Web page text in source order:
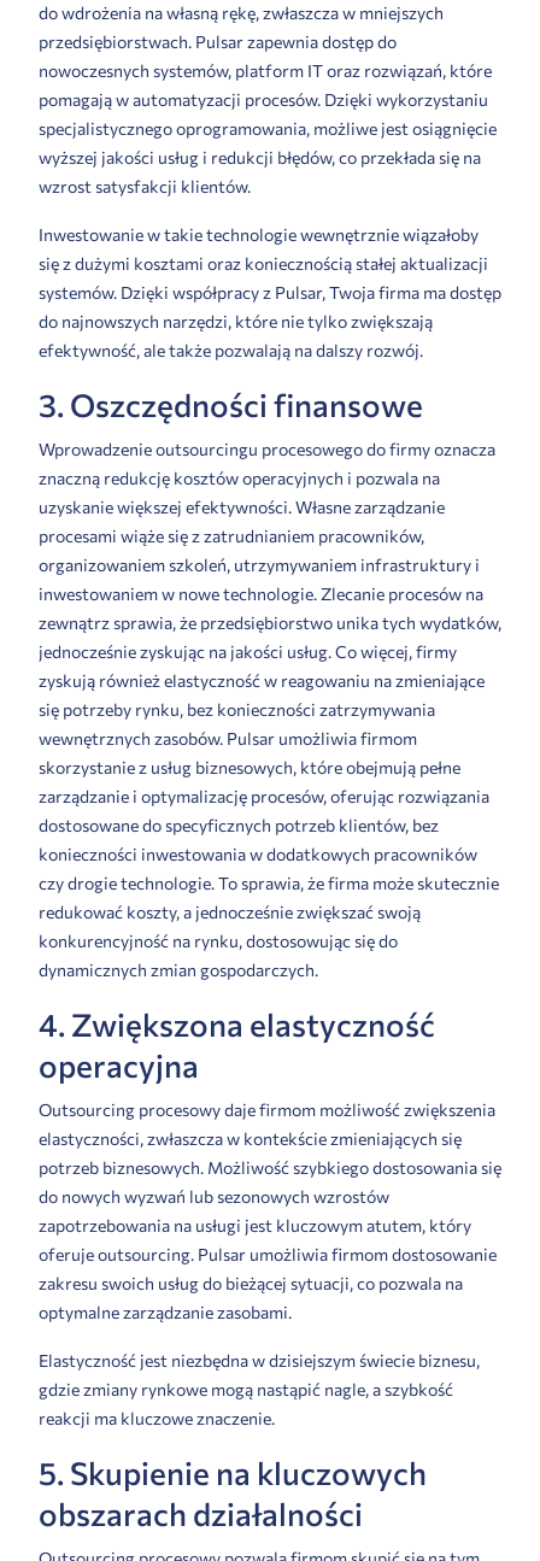
do wdrożenia na własną rękę, zwłaszcza w mniejszych
przedsiębiorstwach. Pulsar zapewnia dostęp do
nowoczesnych systemów, platform IT oraz rozwiązań, które
pomagają w automatyzacji procesów. Dzięki wykorzystaniu
specjalistycznego oprogramowania, możliwe jest osiągnięcie
wyższej jakości usług i redukcji błędów, co przekłada się na
wzrost satysfakcji klientów.
Inwestowanie w takie technologie wewnętrznie wiązałoby
się z dużymi kosztami oraz koniecznością stałej aktualizacji
systemów. Dzięki współpracy z Pulsar, Twoja firma ma dostęp
do najnowszych narzędzi, które nie tylko zwiększają
efektywność, ale także pozwalają na dalszy rozwój.
3. Oszczędności finansowe
Wprowadzenie outsourcingu procesowego do firmy oznacza
znaczną redukcję kosztów operacyjnych i pozwala na
uzyskanie większej efektywności. Własne zarządzanie
procesami wiąże się z zatrudnianiem pracowników,
organizowaniem szkoleń, utrzymywaniem infrastruktury i
inwestowaniem w nowe technologie. Zlecanie procesów na
zewnątrz sprawia, że przedsiębiorstwo unika tych wydatków,
jednocześnie zyskując na jakości usług. Co więcej, firmy
zyskują również elastyczność w reagowaniu na zmieniające
się potrzeby rynku, bez konieczności zatrzymywania
wewnętrznych zasobów. Pulsar umożliwia firmom
skorzystanie z usług biznesowych, które obejmują pełne
zarządzanie i optymalizację procesów, oferując rozwiązania
dostosowane do specyficznych potrzeb klientów, bez
konieczności inwestowania w dodatkowych pracowników
czy drogie technologie. To sprawia, że firma może skutecznie
redukować koszty, a jednocześnie zwiększać swoją
konkurencyjność na rynku, dostosowując się do
dynamicznych zmian gospodarczych.
4. Zwiększona elastyczność
operacyjna
Outsourcing procesowy daje firmom możliwość zwiększenia
elastyczności, zwłaszcza w kontekście zmieniających się
potrzeb biznesowych. Możliwość szybkiego dostosowania się
do nowych wyzwań lub sezonowych wzrostów
zapotrzebowania na usługi jest kluczowym atutem, który
oferuje outsourcing. Pulsar umożliwia firmom dostosowanie
zakresu swoich usług do bieżącej sytuacji, co pozwala na
optymalne zarządzanie zasobami.
Elastyczność jest niezbędna w dzisiejszym świecie biznesu,
gdzie zmiany rynkowe mogą nastąpić nagle, a szybkość
reakcji ma kluczowe znaczenie.
5. Skupienie na kluczowych
obszarach działalności